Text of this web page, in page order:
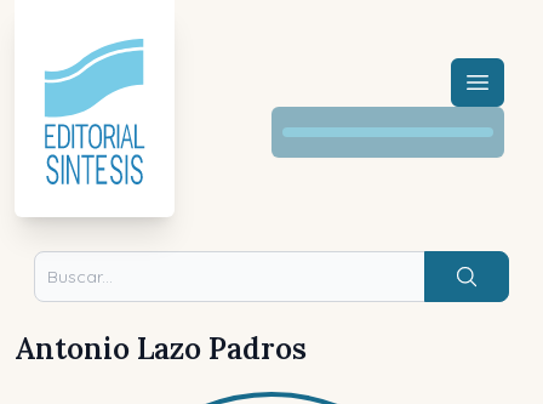
Menú
Buscar
Antonio Lazo Padros